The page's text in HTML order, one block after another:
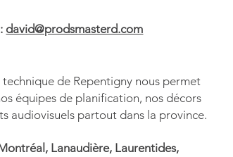
david@prodsmasterd.com​​
de Repentigny nous permet
équipes de planification, nos décors
audiovisuels partout dans la province.
Lanaudière, Laurentides,